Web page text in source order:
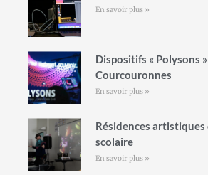
En savoir plus »
Dispositifs « Polysons
Courcouronnes
En savoir plus »
Résidences artistiques
scolaire
En savoir plus »